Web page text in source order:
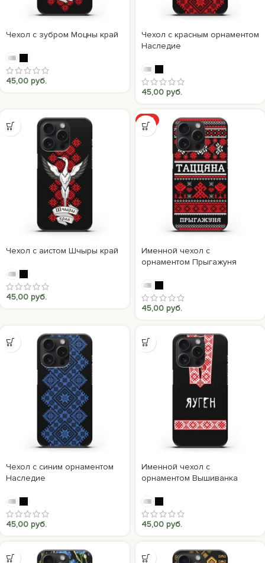
Чехол с зубром Моцны край
45,00 руб.
Чехол с красным орнаментом
Наследие
45,00 руб.
Чехол с аистом Шчыры край
45,00 руб.
ХИТ
Именной чехол с
орнаментом Прыгажуня
45,00 руб.
Чехол с синим орнаментом
Наследие
45,00 руб.
Именной чехол с
орнаментом Вышиванка
45,00 руб.